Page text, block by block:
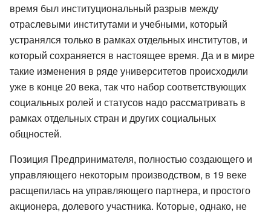
время был институциональный разрыв между
отраслевыми институтами и учебными, который
устранялся только в рамках отдельных институтов, и
который сохраняется в настоящее время. Да и в мире
такие изменения в ряде университетов происходили
уже в конце 20 века, так что набор соответствующих
социальных ролей и статусов надо рассматривать в
рамках отдельных стран и других социальных
общностей.
Позиция Предпринимателя, полностью создающего и
управляющего некоторым производством, в 19 веке
расщепилась на управляющего партнера, и простого
акционера, долевого участника. Которые, однако, не